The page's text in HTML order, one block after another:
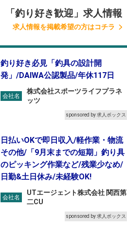
「釣り好き歓迎」求人情報
求人情報を掲載希望の方はコチラ
釣り好き必見「釣具の設計開
発」/DAIWA公認製品/年休117日
会社名
株式会社スポーツライフプラネ
ッツ
sponsored by 求人ボックス
日払いOKで即日収入/軽作業・物流
その他/「9月末までの短期」釣り具
のピッキング作業など/残業少なめ/
日勤&土日休み/未経験OK!
会社名
UTエージェント株式会社 関西第
二CU
sponsored by 求人ボックス